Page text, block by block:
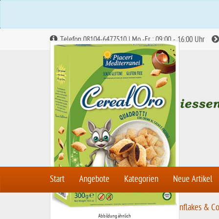
Telefon 08104-6477510 | Mo.-Fr.: 09:00 - 16:00 Uhr
Start Angebote Kategorien Neue Artikel
S
Müsli, Riegel & Co. Müsli, Cornflakes &
Abbildung ähnlich